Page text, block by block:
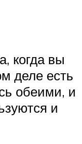
когда вы
деле есть
обеими, и
и